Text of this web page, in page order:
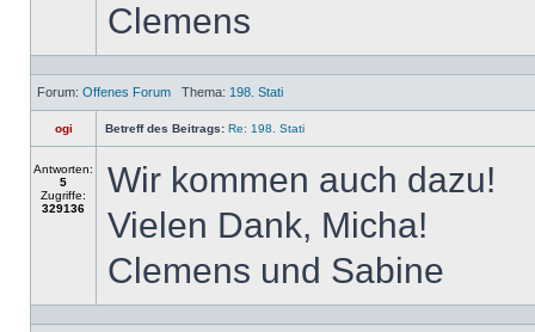
Clemens
Forum: Offenes Forum Thema: 198. Stati
ogi Betreff des Beitrags: Re: 198. Stati
Antworten:
5
Zugriffe:
329136
Wir kommen auch dazu!
Vielen Dank, Micha!
Clemens und Sabine